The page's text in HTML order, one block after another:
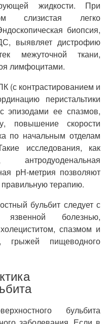
жидкости. При
слизистая легко
биопсия,
выявляет дистрофию
межуточной ткани,
лимфоцитами.
(с контрастированием и
перистальтики
эпизодами ее спазмов,
повышение скорости
по начальным отделам
исследования, как
рН-метрия позволяют
правильную терапию.
бульбит следует с
язвенной болезнью,
спазмом и
грыжей пищеводного
бульбита